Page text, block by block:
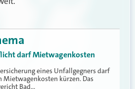
darf Mietwagenkosten
eines Unfallgegners darf
kürzen. Das
Bad…